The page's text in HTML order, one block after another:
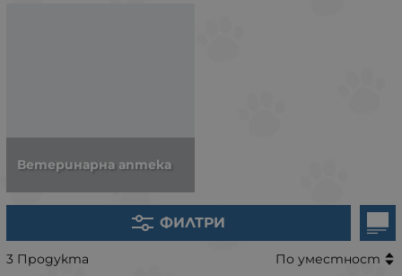
Ветеринарна аптека
ФИЛТРИ
3 Продукта По уместност